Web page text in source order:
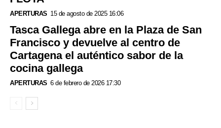
APERTURAS 15 de agosto de 2025 16:06
Tasca Gallega abre en la Plaza de San
Francisco y devuelve al centro de
Cartagena el auténtico sabor de la
cocina gallega
APERTURAS 6 de febrero de 2026 17:30